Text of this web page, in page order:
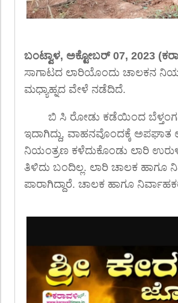
ಬಂಟ್ವಾಳ, ಅಕ್ಟೋಬರ್ 07, 2023
ಸಾಗಾಟದ ಲಾರಿಯೊಂದು ಚಾಲಕನ
ಮಧ್ಯಾಹ್ನದ ವೇಳೆ ನಡೆದಿದೆ.
ಬಿ ಸಿ ರೋಡು ಕಡೆಯಿಂದ ಬೆಳ್ತಂಗಡಿ
ಇದಾಗಿದ್ದು, ವಾಹನವೊಂದಕ್ಕೆ ಅಪಘಾತ
ನಿಯಂತ್ರಣ ಕಳೆದುಕೊಂಡು ಲಾರಿ
ತಿಳಿದು ಬಂದಿಲ್ಲ. ಲಾರಿ ಚಾಲಕ ಹಾಗೂ
ಪಾರಾಗಿದ್ದಾರೆ. ಚಾಲಕ ಹಾಗೂ